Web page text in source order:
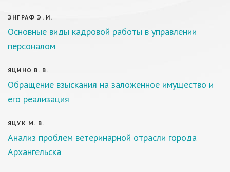
ЭНГРАФ Э. И.
Основные виды кадровой работы в управлении
персоналом
ЯЦИНО В. В.
Обращение взыскания на заложенное имущество и
его реализация
ЯЦУК М. В.
Анализ проблем ветеринарной отрасли города
Архангельска